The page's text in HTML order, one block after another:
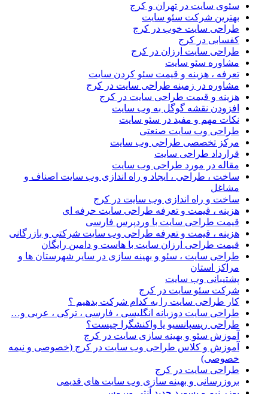
سئوی سایت در تهران و کرج
بهترین شرکت سئو سایت
طراحی سایت خوب در کرج
کفسابی در کرج
طراحی سایت ارزان در کرج
مشاوره سئو سایت
تعرفه ، هزینه و قیمت سئو کردن سایت
مشاوره در زمینه طراحی سایت در کرج
هزینه و قیمت طراحی سایت در کرج
افزودن نقشه گوگل به وب سایت
نکات مهم و مفید در سئو سایت
طراحی وب سایت صنعتی
مرکز تخصصی طراحی وب سایت
قرارداد طراحی سایت
مقاله در مورد طراحی وب سایت
ساخت ، طراحی ، ایجاد و راه اندازی وب سایت اصناف و
مشاغل
ساخت و راه اندازی وب سایت در کرج
هزینه ، قیمت و تعرفه طراحی سایت حرفه ای
قیمت طراحی سایت با وردپرس فارسی
هزینه ، قیمت و تعرفه طراحی وب سایت شرکتی و بازرگانی
قیمت طراحی ارزان سایت با هاست و دامین رایگان
طراحی سایت ، سئو و بهینه سازی در سایر شهرستان ها و
مراکز استان
پشتیبانی وب سایت
شرکت سئو سایت در کرج
کار طراحی سایت را به کدام شرکت بدهیم ؟
طراحی سایت دوزبانه انگلیسی ، فارسی ، ترکی ، عربی و…
طراحی ریسپانسیو یا واکنشگرا چیست؟
آموزش سئو و بهینه سازی سایت در کرج
آموزش و کلاس طراحی وب سایت در کرج (خصوصی و نیمه
خصوصی)
طراحی سایت در کرج
بروزرسانی و بهینه سازی وب سایت های قدیمی